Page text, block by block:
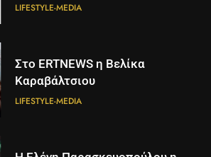
LIFESTYLE-MEDIA
Στο ERTNEWS η Βελίκα
Καραβάλτσιου
LIFESTYLE-MEDIA